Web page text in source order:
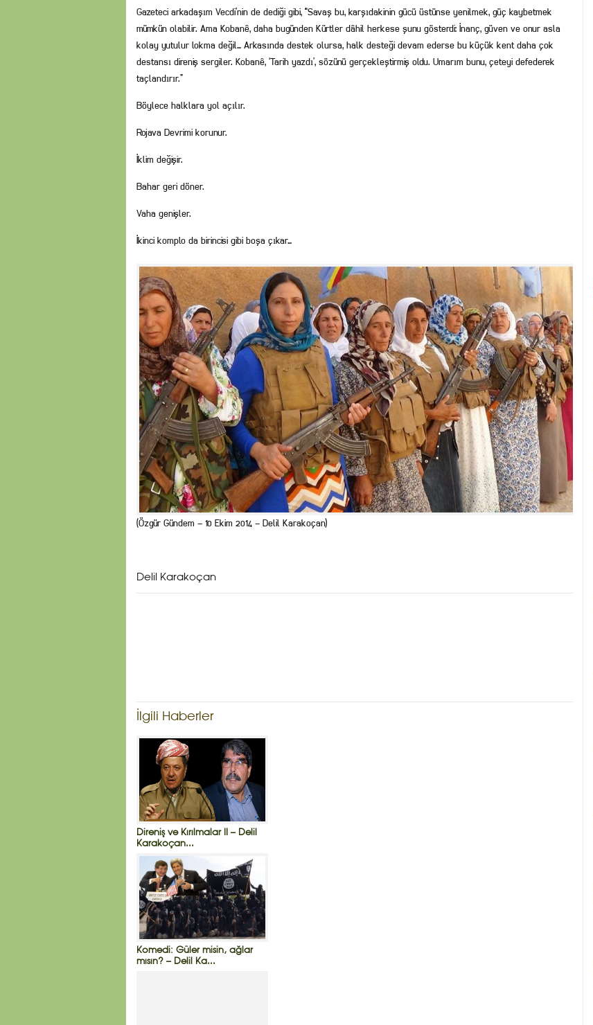
Gazeteci arkadaşım Vecdi’nin de dediği gibi, “Savaş bu, karşıdakinin gücü üstünse yenilmek, güç kaybetmek
mümkün olabilir. Ama Kobanê, daha bugünden Kürtler dâhil herkese şunu gösterdi: İnanç, güven ve onur asla
kolay yutulur lokma değil… Arkasında destek olursa, halk desteği devam ederse bu küçük kent daha çok
destansı direniş sergiler. Kobanê, ‘Tarih yazdı’, sözünü gerçekleştirmiş oldu. Umarım bunu, çeteyi defederek
taçlandırır.”
Böylece halklara yol açılır.
Rojava Devrimi korunur.
İklim değişir.
Bahar geri döner.
Vaha genişler.
İkinci komplo da birincisi gibi boşa çıkar…
(Özgür Gündem – 10 Ekim 2014 – Delil Karakoçan)
Delil Karakoçan
İlgili Haberler
Direniş ve Kırılmalar II – Delil
Karakoçan...
Komedi: Güler misin, ağlar
mısın? – Delil Ka...